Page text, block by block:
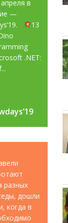
в
—
13
.NET:
разных
дошли
когда в